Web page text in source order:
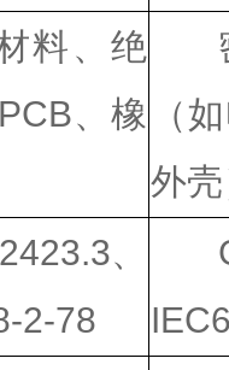
料、绝
、橡
（
外
、
2-78